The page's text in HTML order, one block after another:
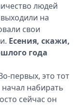
людей
на
свои
Есения, скажи,
года
первых, это тот
набирать
сейчас он